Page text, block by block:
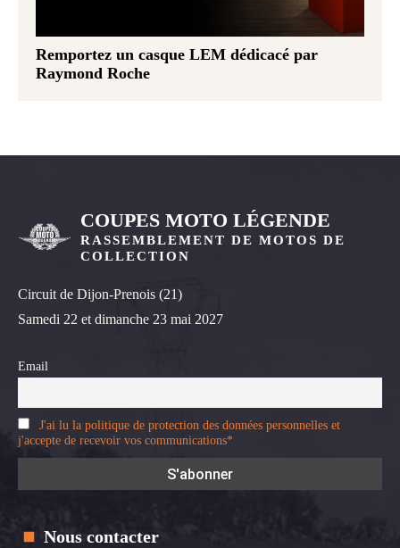
Remportez un casque LEM dédicacé par
Raymond Roche
COUPES MOTO LÉGENDE
RASSEMBLEMENT DE MOTOS DE
COLLECTION
Circuit de Dijon-Prenois (21)
Samedi 22 et dimanche 23 mai 2027
Email
J'ai lu la politique de protection des données personnelles et
j'accepte de recevoir vos communications*
Nous contacter